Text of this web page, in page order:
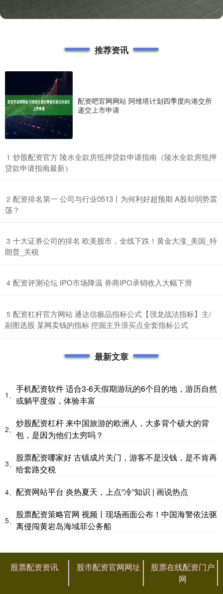
推荐资讯
配资吧官网网站 阿维塔计划四季度向港交所
递交上市申请
1 ​炒股配资官方 陵水全款房抵押贷款申请指南（陵水全款房抵押
贷款申请指南最新）
2 ​配资排名第一 公司与行业0513丨为何利好超预期 A股却弱势震
荡？
3 ​十大证券公司的排名 欧美股市，全线下跌！黄金大涨_美国_特
朗普_关税
4 ​配资评测论坛 IPO市场降温 券商IPO承销收入大幅下滑
5 ​配资杠杆官方网站 通达信极品指标公式【强龙战法指标】主/
副图选股 某网卖钱的指标 挖掘主升浪买点全套指标公式
最新文章
1、
手机配资软件 适合3-6天假期游玩的6个目的地，游历自然
或躺平度假，体验丰富
2、
炒股配资杠杆 来中国旅游的欧洲人，大多背个硕大的背
包，是因为他们太穷吗？
3、
股票配资哪家好 古镇成片关门，游客不是没钱，是不肯再
给套路交税
4、 配资网站平台 炎热夏天，上点“冷”知识 | 画说热点
5、
股票配资策略官网 视频丨现场画面公布！中国海警依法驱
离侵闯黄岩岛海域菲公务船
股票配资资讯 股市配资官网网址
股票在线配资门户
网